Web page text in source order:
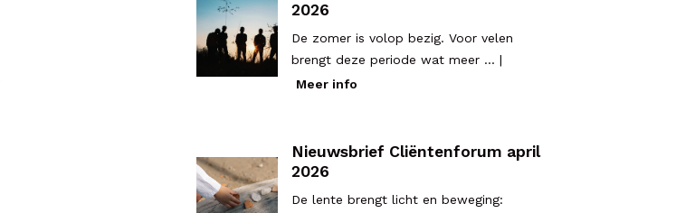
2026
De zomer is volop bezig. Voor velen
brengt deze periode wat meer ... |
Meer info
Nieuwsbrief Cliëntenforum april
2026
De lente brengt licht en beweging: